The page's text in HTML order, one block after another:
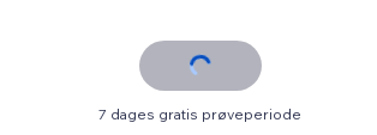
7 dages gratis prøveperiode